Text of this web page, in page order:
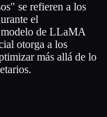
se refieren a los
el
modelo de LLaMA
otorga a los
más allá de lo